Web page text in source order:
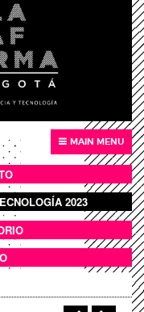
MAIN MENU
2023